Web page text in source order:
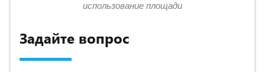
Задайте вопрос
использование площади